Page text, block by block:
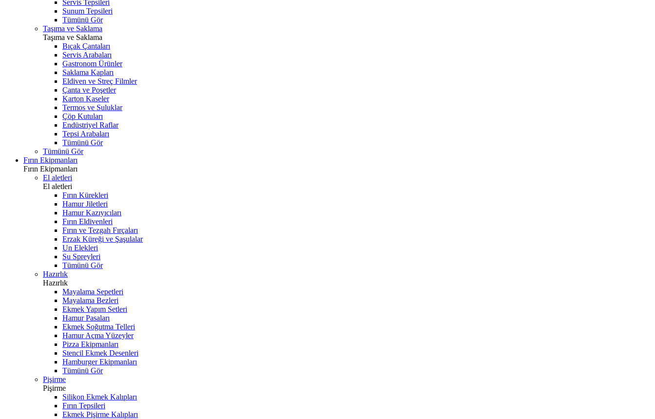
Servis Tepsileri
Sunum Tepsileri
Tümünü Gör
Taşıma ve Saklama
Taşıma ve Saklama
Bıçak Çantaları
Servis Arabaları
Gastronom Ürünler
Saklama Kapları
Eldiven ve Streç Filmler
Çanta ve Poşetler
Karton Kaseler
Termos ve Suluklar
Çöp Kutuları
Endüstriyel Raflar
Tepsi Arabaları
Tümünü Gör
Tümünü Gör
Fırın Ekipmanları
Fırın Ekipmanları
El aletleri
El aletleri
Fırın Kürekleri
Hamur Jiletleri
Hamur Kazıyıcıları
Fırın Eldivenleri
Fırın ve Tezgah Fırçaları
Erzak Küreği ve Şaşulalar
Un Elekleri
Su Spreyleri
Tümünü Gör
Hazırlık
Hazırlık
Mayalama Sepetleri
Mayalama Bezleri
Ekmek Yapım Setleri
Hamur Pasaları
Ekmek Soğutma Telleri
Hamur Açma Yüzeyler
Pizza Ekipmanları
Stencil Ekmek Desenleri
Hamburger Ekipmanları
Tümünü Gör
Pişirme
Pişirme
Silikon Ekmek Kalıpları
Fırın Tepsileri
Ekmek Pişirme Kalıpları